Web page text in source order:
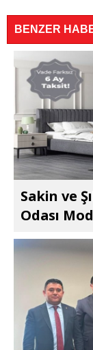
BENZER
Sakin ve
Odası